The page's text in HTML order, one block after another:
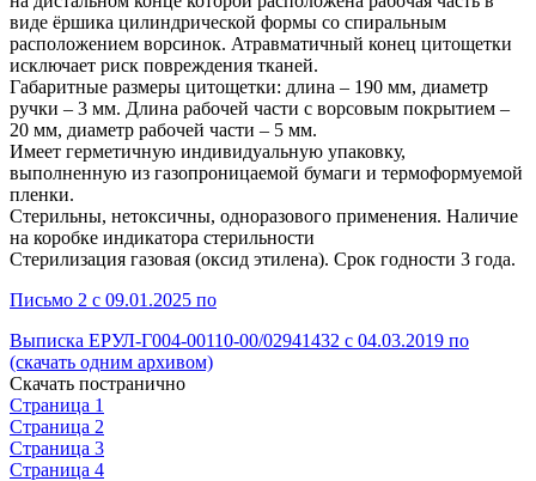
виде ёршика цилиндрической формы со спиральным
расположением ворсинок. Атравматичный конец цитощетки
исключает риск повреждения тканей.
Габаритные размеры цитощетки: длина – 190 мм, диаметр
ручки – 3 мм. Длина рабочей части с ворсовым покрытием –
20 мм, диаметр рабочей части – 5 мм.
Имеет герметичную индивидуальную упаковку,
выполненную из газопроницаемой бумаги и термоформуемой
пленки.
Стерильны, нетоксичны, одноразового применения. Наличие
на коробке индикатора стерильности
Стерилизация газовая (оксид этилена). Срок годности 3 года.
Письмо 2 с 09.01.2025 по
Выписка ЕРУЛ-Г004-00110-00/02941432 с 04.03.2019 по
(скачать одним архивом)
Скачать постранично
Страница 1
Страница 2
Страница 3
Страница 4